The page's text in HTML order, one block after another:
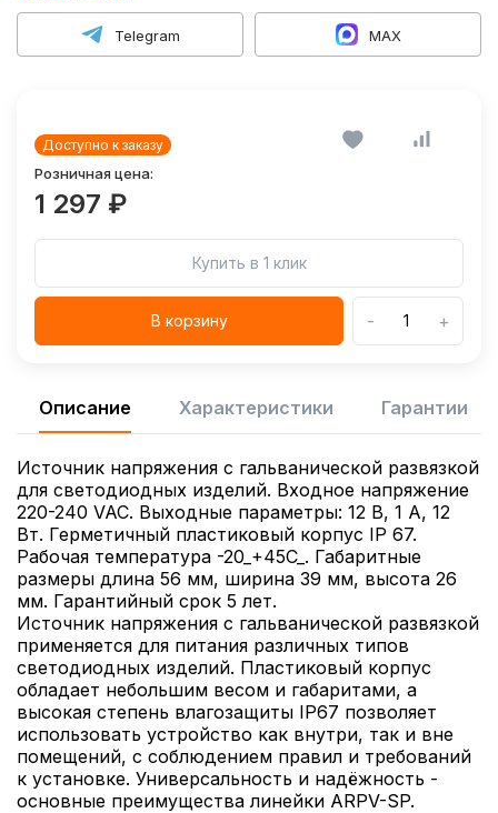
Telegram MAX
Доступно к заказу
Розничная цена:
1 297 ₽
Купить в 1 клик
В корзину - +
Описание Характеристики Гарантии
Источник напряжения с гальванической развязкой
для светодиодных изделий. Входное напряжение
220-240 VAC. Выходные параметры: 12 В, 1 А, 12
Вт. Герметичный пластиковый корпус IP 67.
Рабочая температура -20_+45C_. Габаритные
размеры длина 56 мм, ширина 39 мм, высота 26
мм. Гарантийный срок 5 лет.
Источник напряжения с гальванической развязкой
применяется для питания различных типов
светодиодных изделий. Пластиковый корпус
обладает небольшим весом и габаритами, а
высокая степень влагозащиты IP67 позволяет
использовать устройство как внутри, так и вне
помещений, с соблюдением правил и требований
к установке. Универсальность и надёжность -
основные преимущества линейки ARPV-SP.